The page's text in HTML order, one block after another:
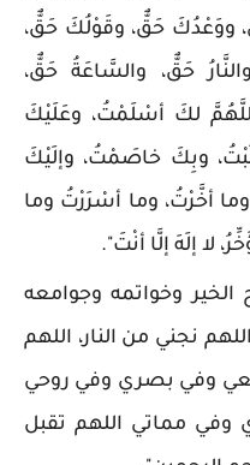
ووَعْدُكَ حَقٌّ، وقَوْلُكَ حَقٌّ،
حَقٌّ، والسَّاعَةُ حَقٌّ،
لكَ أسْلَمْتُ، وعَلَيْكَ
وبِكَ خاصَمْتُ، وإلَيْكَ
أخَّرْتُ، وما أسْرَرْتُ وما
لا إلَهَ إلَّا أنْتَ".
الخير وخواتمه وجوامعه
نجني من النار، اللهم
وفي بصري وفي روحي
وفي مماتي اللهم تقبل